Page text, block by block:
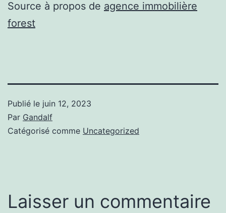
Source à propos de agence immobilière
forest
Publié le juin 12, 2023
Par Gandalf
Catégorisé comme Uncategorized
Laisser un commentaire